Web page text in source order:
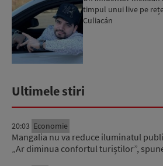
timpul unui live pe
Culiacán
Ultimele stiri
20:03 Economie
Mangalia nu va reduce iluminatul
„Ar diminua confortul turiștilor”,